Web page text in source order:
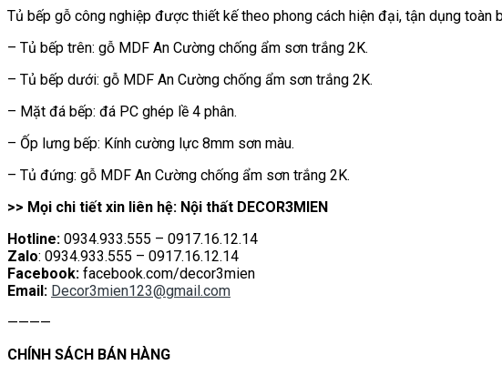
Tủ bếp gỗ công nghiệp được thiết kế theo phong cách hiện đại, tận dụng
– Tủ bếp trên: gỗ MDF An Cường chống ẩm sơn trắng 2K.
– Tủ bếp dưới: gỗ MDF An Cường chống ẩm sơn trắng 2K.
– Mặt đá bếp: đá PC ghép lề 4 phân.
– Ốp lưng bếp: Kính cường lực 8mm sơn màu.
– Tủ đứng: gỗ MDF An Cường chống ẩm sơn trắng 2K.
>> Mọi chi tiết xin liên hệ: Nội thất DECOR3MIEN
Hotline: 0934.933.555 – 0917.16.12.14
Zalo: 0934.933.555 – 0917.16.12.14
Facebook: facebook.com/decor3mien
Email: Decor3mien123@gmail.com
————
CHÍNH SÁCH BÁN HÀNG